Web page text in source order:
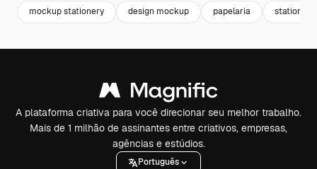
mockup stationery design mockup papelaria stationery
A plataforma criativa para você direcionar seu melhor trabalho.
Mais de 1 milhão de assinantes entre criativos, empresas,
agências e estúdios.
Português